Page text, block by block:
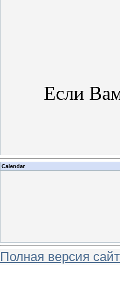
Если
Calendar
Полная версия